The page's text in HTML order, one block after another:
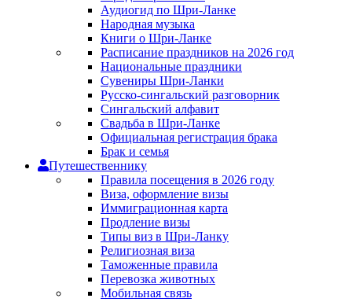
Аудиогид по Шри-Ланке
Народная музыка
Книги о Шри-Ланке
Расписание праздников на 2026 год
Национальные праздники
Сувениры Шри-Ланки
Русско-сингальский разговорник
Сингальский алфавит
Свадьба в Шри-Ланке
Официальная регистрация брака
Брак и семья
Путешественнику
Правила посещения в 2026 году
Виза, оформление визы
Иммиграционная карта
Продление визы
Типы виз в Шри-Ланку
Религиозная виза
Таможенные правила
Перевозка животных
Мобильная связь